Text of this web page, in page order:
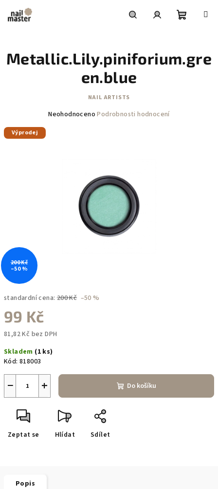
obsah
košík
standardní cena: 200 Kč –50 %
99 Kč
81,82 Kč bez DPH
cena:
Skladem (1 ks)
Kód: 818003
+
− Do košíku
Zeptat se Hlídat Sdílet
Metallic.Lily.piniforium.gre
en.blue
NAIL ARTISTS
Průměrné
Neohodnoceno Podrobnosti hodnocení
Výprodej
200 Kč
–50 %
Popis